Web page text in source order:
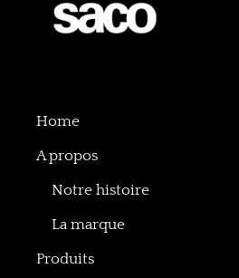
Home
A propos
Notre histoire
La marque
Produits